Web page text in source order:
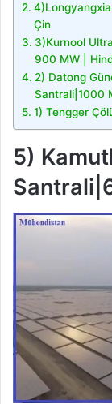
Çin
3)Kurnool
900 MW |
2) Datong
Santrali|1000
1) Tengger
5)